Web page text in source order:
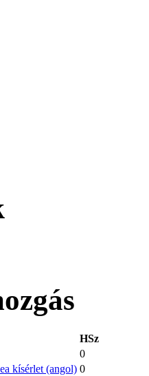
HSz
0
kísérlet (angol) 0